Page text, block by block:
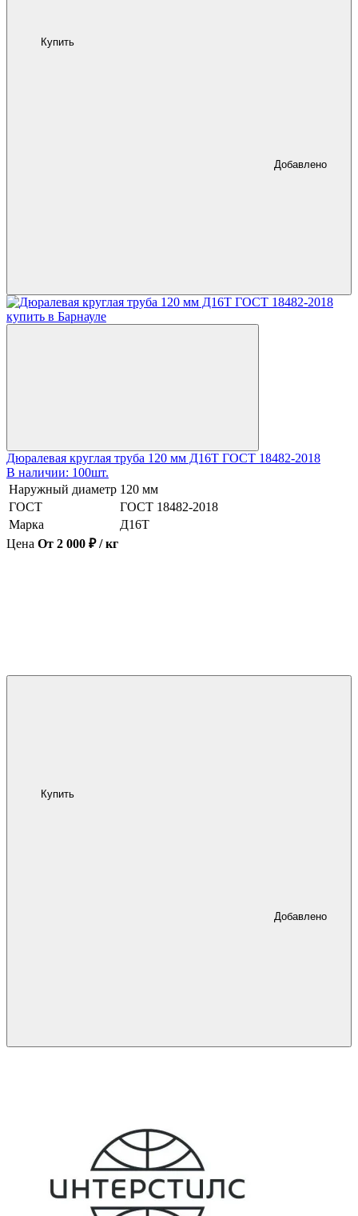
Купить
Добавлено
Дюралевая круглая труба 120 мм Д16Т ГОСТ 18482-2018
В наличии: 100шт.
Наружный диаметр 120 мм
ГОСТ
ГОСТ 18482-2018
Марка
Д16Т
Цена От 2 000 ₽ / кг
Купить
Добавлено